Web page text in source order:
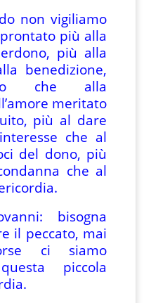
non vigiliamo
più alla
più alla
benedizione,
che alla
meritato
più al dare
che al
del dono, più
che al
bisogna
il peccato, mai
ci siamo
piccola